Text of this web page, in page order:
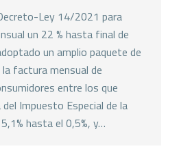
Ley 14/2021 para
un 22 % hasta final de
un amplio paquete de
factura mensual de
entre los que
Impuesto Especial de la
hasta el 0,5%, y…